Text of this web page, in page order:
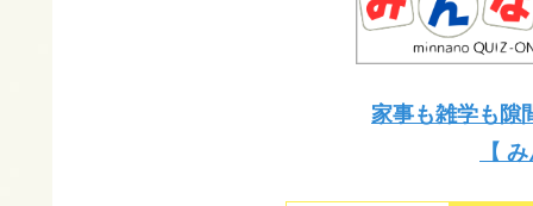
家事も雑学も隙
【